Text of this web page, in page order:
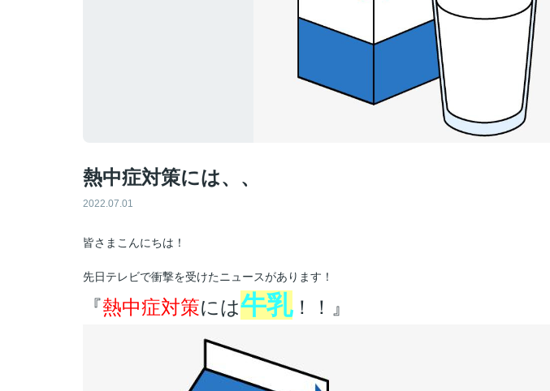
熱中症対策には、、
2022.07.01
皆さまこんにちは！
先日テレビで衝撃を受けたニュースがあります！
『熱中症対策には牛乳！！』